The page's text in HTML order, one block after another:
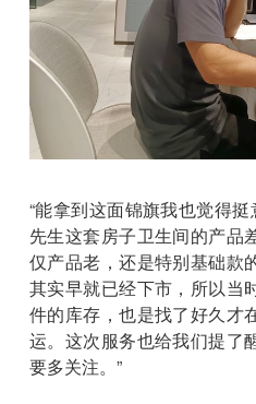
“能拿到这面锦旗我也觉得
先生这套房子卫生间的产品
仅产品老，还是特别基础款
其实早就已经下市，所以当
件的库存，也是找了好久才
运。这次服务也给我们提了
要多关注。”